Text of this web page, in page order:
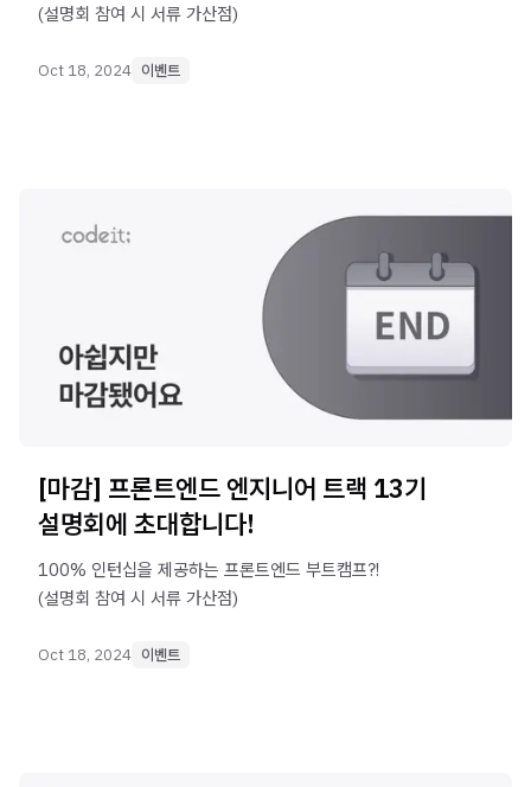
(설명회 참여 시 서류 가산점)
Oct 18, 2024 이벤트
[마감] 프론트엔드 엔지니어 트랙 13기
설명회에 초대합니다!
100% 인턴십을 제공하는 프론트엔드 부트캠프?!
(설명회 참여 시 서류 가산점)
Oct 18, 2024 이벤트